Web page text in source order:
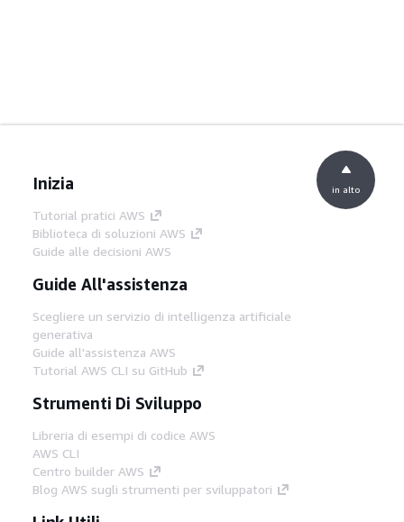
Inizia
Tutorial pratici AWS
Biblioteca di soluzioni AWS
Guide alle decisioni AWS
Guide All'assistenza
Scegliere un servizio di intelligenza artificiale
generativa
Guide all'assistenza AWS
Tutorial AWS CLI su GitHub
Strumenti Di Sviluppo
Libreria di esempi di codice AWS
AWS CLI
Centro builder AWS
Blog AWS sugli strumenti per sviluppatori
in alto